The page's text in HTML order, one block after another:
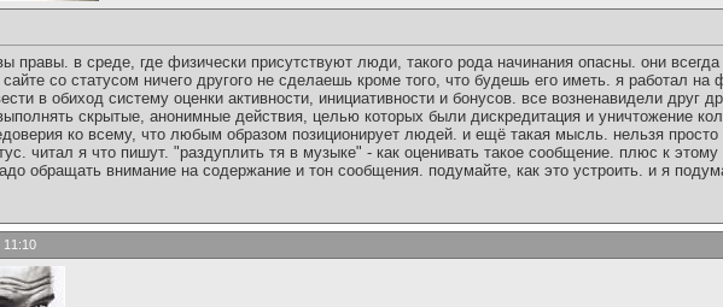
правы. в среде, где физически присутствуют люди, такого рода начинания опасны. они всегда
со статусом ничего другого не сделаешь кроме того, что будешь его иметь. я работал на
в обиход систему оценки активности, инициативности и бонусов. все возненавидели друг
скрытые, анонимные действия, целью которых были дискредитация и уничтожение
ко всему, что любым образом позиционирует людей. и ещё такая мысль. нельзя просто
читал я что пишут. "раздуплить тя в музыке" - как оценивать такое сообщение. плюс к
обращать внимание на содержание и тон сообщения. подумайте, как это устроить. и я
11:10